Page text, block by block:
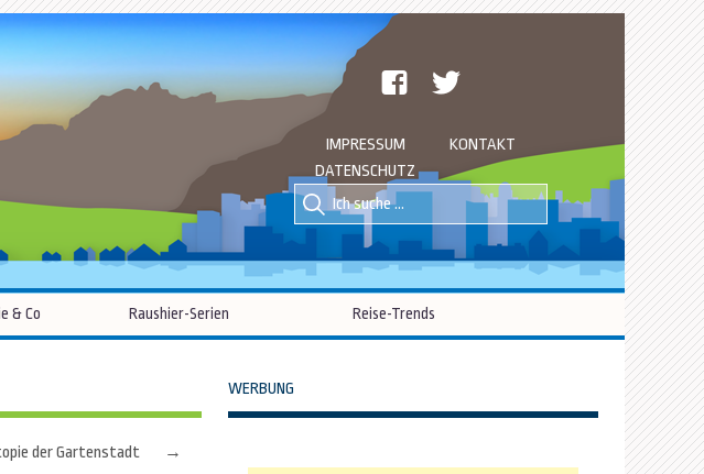
facebook
IMPRESSUM
KONTAKT
DATENSCHUTZ
Suche
nach::
Suche
nach:
& Co Raushier-Serien Reise-Trends
→
der Gartenstadt
WERBUNG